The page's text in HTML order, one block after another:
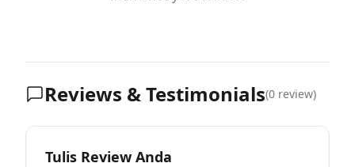
Reviews & Testimonials(0 review)
Tulis Review Anda